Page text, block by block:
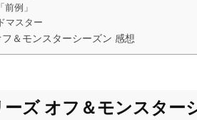
例」
マスター
フ＆モンスターシーズン 感想
ーズ オフ＆モンスタ